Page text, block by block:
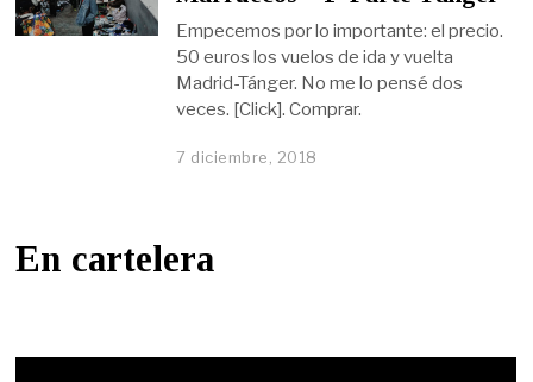
Empecemos por lo importante: el precio.
50 euros los vuelos de ida y vuelta
Madrid-Tánger. No me lo pensé dos
veces. [Click]. Comprar.
7 diciembre, 2018
En cartelera